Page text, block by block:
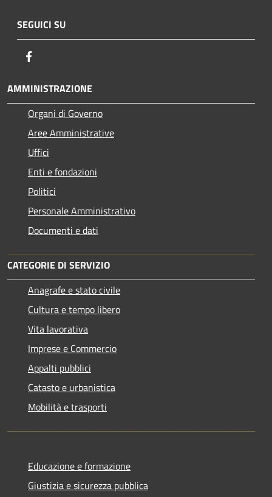
SEGUICI SU
AMMINISTRAZIONE
Organi di Governo
Aree Amministrative
Uffici
Enti e fondazioni
Politici
Personale Amministrativo
Documenti e dati
CATEGORIE DI SERVIZIO
Anagrafe e stato civile
Cultura e tempo libero
Vita lavorativa
Imprese e Commercio
Appalti pubblici
Catasto e urbanistica
Mobilità e trasporti
Educazione e formazione
Giustizia e sicurezza pubblica